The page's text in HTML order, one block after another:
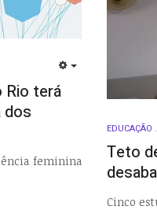
Rio terá
dos
feminina
EDUCAÇÃO
Teto
desaba
Cinco